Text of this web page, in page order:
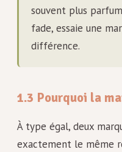
souvent plus
fade, essaie une
différence.
1.3 Pourquoi la
À type égal, deux
exactement le même